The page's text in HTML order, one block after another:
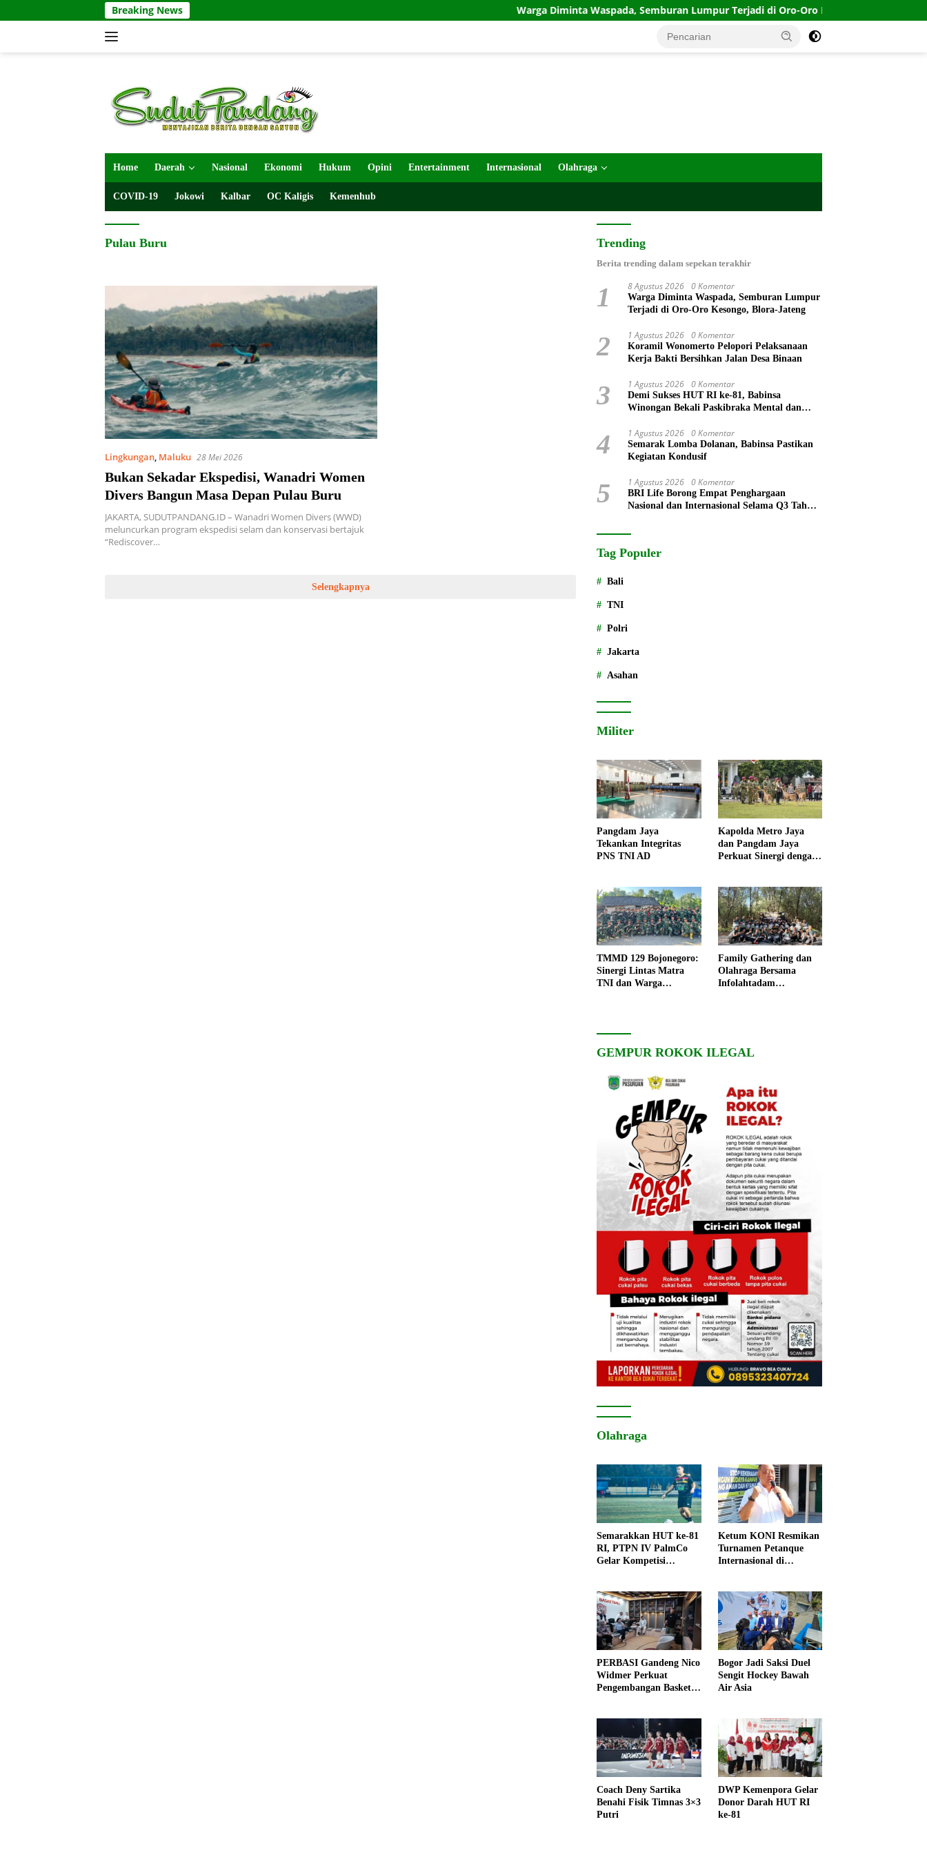
ke
Breaking News Warga Diminta Waspada, Semburan Lumpur Terjadi di Oro-Oro Kesongo, Blora-Jateng
Home Daerah Nasional Ekonomi Hukum Opini Entertainment Internasional Olahraga
COVID-19 Jokowi Kalbar OC Kaligis Kemenhub
Pulau Buru
Lingkungan, Maluku 28 Mei 2026
Bukan Sekadar Ekspedisi, Wanadri Women
Divers Bangun Masa Depan Pulau Buru
JAKARTA, SUDUTPANDANG.ID – Wanadri Women Divers (WWD)
meluncurkan program ekspedisi selam dan konservasi bertajuk
“Rediscover…
Selengkapnya
Trending
Berita trending dalam sepekan terakhir
1 8 Agustus 2026 0 Komentar
Warga Diminta Waspada, Semburan Lumpur
Terjadi di Oro-Oro Kesongo, Blora-Jateng
2 1 Agustus 2026 0 Komentar
Koramil Wonomerto Pelopori Pelaksanaan
Kerja Bakti Bersihkan Jalan Desa Binaan
3 1 Agustus 2026 0 Komentar
Demi Sukses HUT RI ke-81, Babinsa
Winongan Bekali Paskibraka Mental dan
4 1 Agustus 2026 0 Komentar
Semarak Lomba Dolanan, Babinsa Pastikan
Kegiatan Kondusif
5 1 Agustus 2026 0 Komentar
BRI Life Borong Empat Penghargaan
Nasional dan Internasional Selama Q3 Tahun
Tag Populer
Bali
TNI
Polri
Jakarta
Asahan
Militer
Pangdam Jaya
Tekankan Integritas
PNS TNI AD
Kapolda Metro Jaya
dan Pangdam Jaya
Perkuat Sinergi dengan
TMMD 129 Bojonegoro:
Sinergi Lintas Matra
TNI dan Warga
Family Gathering dan
Olahraga Bersama
Infolahtadam
GEMPUR ROKOK ILEGAL
Olahraga
Semarakkan HUT ke-81
RI, PTPN IV PalmCo
Gelar Kompetisi
Ketum KONI Resmikan
Turnamen Petanque
Internasional di
PERBASI Gandeng Nico
Widmer Perkuat
Pengembangan Basket
Bogor Jadi Saksi Duel
Sengit Hockey Bawah
Air Asia
Coach Deny Sartika
Benahi Fisik Timnas 3×3
Putri
DWP Kemenpora Gelar
Donor Darah HUT RI
ke-81